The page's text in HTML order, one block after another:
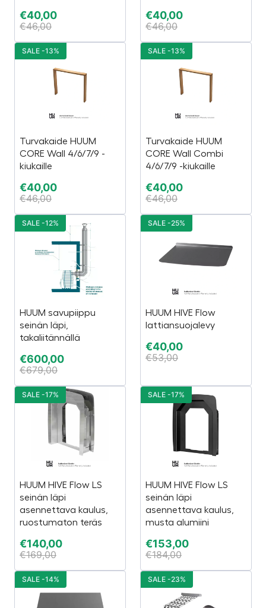
€40,00
€46,00
€40,00
€46,00
Turvakaide HUUM
CORE Wall 4/6/7/9 -
kiukaille
€40,00
€46,00
SALE -13%
Turvakaide HUUM
CORE Wall Combi
4/6/7/9 -kiukaille
€40,00
€46,00
SALE -13%
HUUM savupiippu
seinän läpi,
takaliitännällä
€600,00
€679,00
SALE -12%
HUUM HIVE Flow
lattiansuojalevy
€40,00
€53,00
SALE -25%
HUUM HIVE Flow LS
seinän läpi
asennettava kaulus,
ruostumaton teräs
€140,00
€169,00
SALE -17%
HUUM HIVE Flow LS
seinän läpi
asennettava kaulus,
musta alumiini
€153,00
€184,00
SALE -17%
SALE -14% SALE -23%